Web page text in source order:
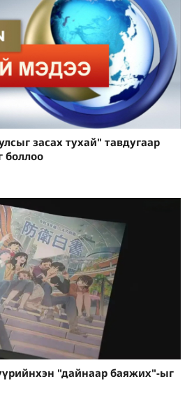
засах тухай" тавдугаар
боллоо
"дайнаар баяжих"-ыг